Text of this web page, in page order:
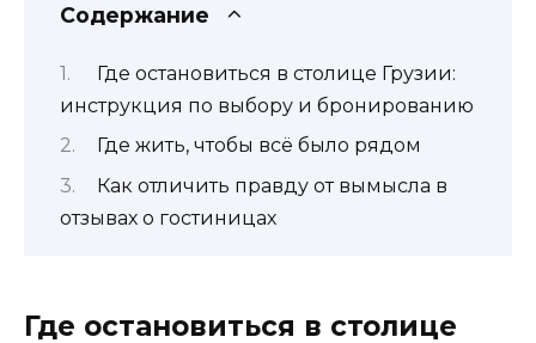
Содержание
Где остановиться в столице Грузии:
инструкция по выбору и бронированию
Где жить, чтобы всё было рядом
Как отличить правду от вымысла в
отзывах о гостиницах
Где остановиться в столице